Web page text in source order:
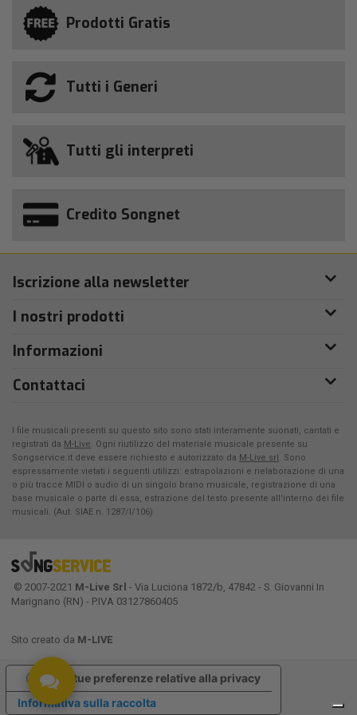
Prodotti Gratis
Tutti i Generi
Tutti gli interpreti
Credito Songnet
Iscrizione alla newsletter
I nostri prodotti
Informazioni
Contattaci
I file musicali presenti su questo sito sono stati interamente suonati, cantati e
registrati da M-Live. Ogni riutilizzo del materiale musicale presente su
Songservice.it deve essere richiesto e autorizzato da M-Live srl. Sono
espressamente vietati i seguenti utilizzi: estrapolazioni e rielaborazione di una
o più tracce MIDI o audio di un singolo brano musicale, registrazione di una
base musicale o parte di essa, estrazione del testo presente all'interno dei file
musicali. (Aut. SIAE n. 1287/I/106)
© 2007-2021 M-Live Srl - Via Luciona 1872/b, 47842 - S. Giovanni In
Marignano (RN) - P.IVA 03127860405
Sito creato da M-LIVE
Informativa sulla raccolta
Le tue preferenze relative alla privacy